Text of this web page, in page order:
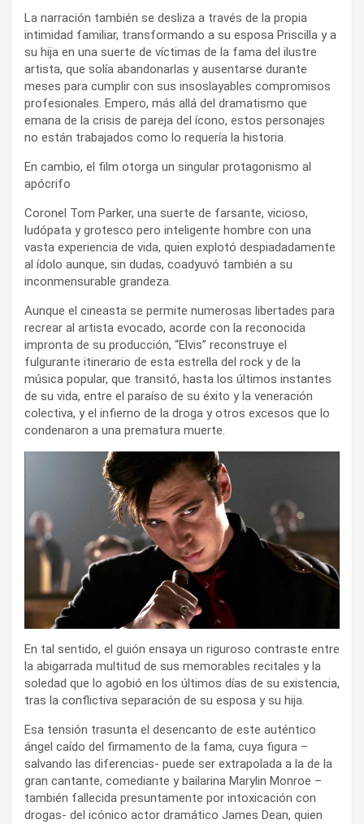
La narración también se desliza a través de la propia
intimidad familiar, transformando a su esposa Priscilla y a
su hija en una suerte de víctimas de la fama del ilustre
artista, que solía abandonarlas y ausentarse durante
meses para cumplir con sus insoslayables compromisos
profesionales. Empero, más allá del dramatismo que
emana de la crisis de pareja del ícono, estos personajes
no están trabajados como lo requería la historia.
En cambio, el film otorga un singular protagonismo al
apócrifo
Coronel Tom Parker, una suerte de farsante, vicioso,
ludópata y grotesco pero inteligente hombre con una
vasta experiencia de vida, quien explotó despiadadamente
al ídolo aunque, sin dudas, coadyuvó también a su
inconmensurable grandeza.
Aunque el cineasta se permite numerosas libertades para
recrear al artista evocado, acorde con la reconocida
impronta de su producción, “Elvis” reconstruye el
fulgurante itinerario de esta estrella del rock y de la
música popular, que transitó, hasta los últimos instantes
de su vida, entre el paraíso de su éxito y la veneración
colectiva, y el infierno de la droga y otros excesos que lo
condenaron a una prematura muerte.
En tal sentido, el guión ensaya un riguroso contraste entre
la abigarrada multitud de sus memorables recitales y la
soledad que lo agobió en los últimos días de su existencia,
tras la conflictiva separación de su esposa y su hija.
Esa tensión trasunta el desencanto de este auténtico
ángel caído del firmamento de la fama, cuya figura –
salvando las diferencias- puede ser extrapolada a la de la
gran cantante, comediante y bailarina Marylin Monroe –
también fallecida presuntamente por intoxicación con
drogas- del icónico actor dramático James Dean, quien